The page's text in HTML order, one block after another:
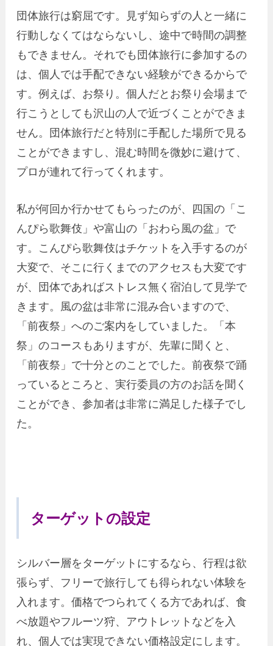
団体旅行は窮屈です。見ず知らずの人と一緒に
行動しなくてはならないし、途中で時間の調整
もできません。それでも団体旅行に参加するの
は、個人では手配できない経験ができるからで
す。例えば、お祭り。個人だとお祭り会場まで
行こうとしても沢山の人で近づくことができま
せん。団体旅行だと特別に手配した場所で見る
ことができますし、混む時間を微妙に避けて、
プロが連れて行ってくれます。
私が何回か行かせてもらったのが、四国の「こ
んぴら歌舞伎」や富山の「おわら風の盆」で
す。こんぴら歌舞伎はチケットを入手するのが
大変で、そこに行くまでのアクセスも大変です
が、団体であればストレス無く宿泊して見学で
きます。風の盆は非常に混み合いますので、
「前夜祭」へのご案内をしていました。「本
祭」のコースもありますが、先輩に聞くと、
「前夜祭」で十分とのことでした。前夜祭で踊
っているところと、実行委員の方のお話を聞く
ことができ、参加者は非常に満足した様子でし
た。
ターゲットの設定
シルバー層をターゲットにするなら、行程は欲
張らず、フリーで旅行しても得られない体験を
入れます。価格でつられてくる方であれば、食
べ放題やフルーツ狩、アウトレットなどを入
れ、個人では実現できない価格設定にします。